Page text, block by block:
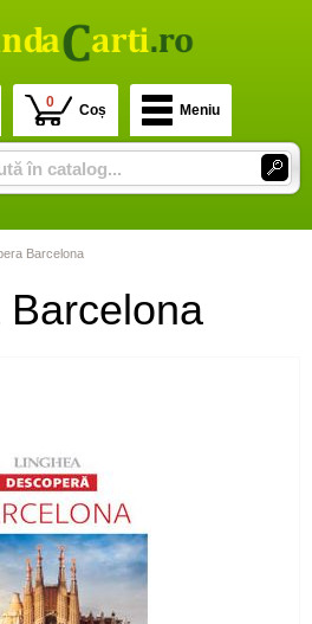
0 Coș Meniu
Barcelona
Barcelona